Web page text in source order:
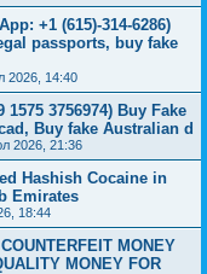
+1 (615)-314-6286)
passports, buy fake
2026, 14:40
3756974) Buy Fake
Buy fake Australian d
2026, 21:36
Hashish Cocaine in
Emirates
18:44
MONEY
MONEY FOR